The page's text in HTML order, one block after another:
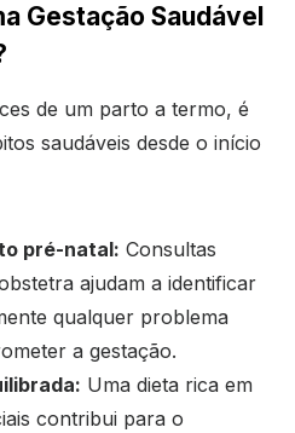
Gestação Saudável
de um parto a termo, é
saudáveis desde o início
pré-natal: Consultas
ajudam a identificar
qualquer problema
a gestação.
Uma dieta rica em
contribui para o